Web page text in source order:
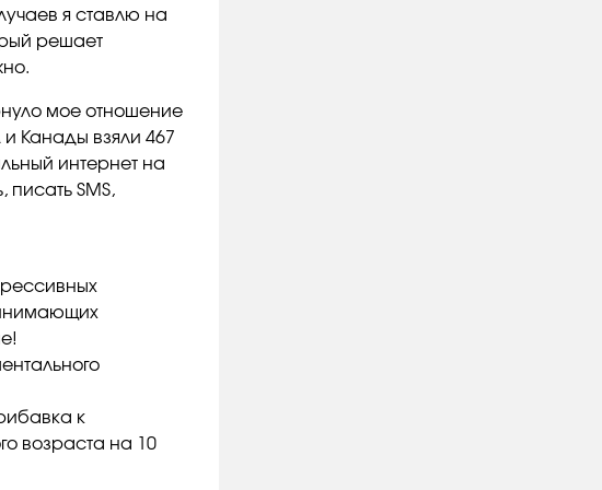
я ставлю на
решает
мое отношение
Канады взяли 467
интернет на
SMS,
к
возраста на 10